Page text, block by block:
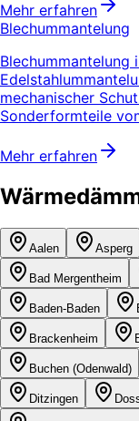
Mehr erfahren
Blechummantelung
Blechummantelung
mechanischer
Sonderformteile
Mehr erfahren
Aalen Asperg
Bad Mergentheim
Baden-Baden
Brackenheim
Buchen (Odenwald)
Ditzingen